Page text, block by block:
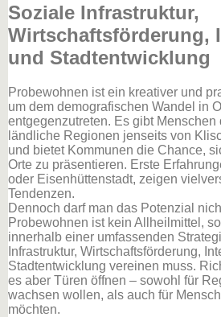
Soziale Infrastruktur,
Wirtschaftsförderung,
und Stadtentwicklung
Probewohnen ist ein kreativer und
um dem demografischen Wandel in
entgegenzutreten. Es gibt Menschen
ländliche Regionen jenseits von
und bietet Kommunen die Chance,
Orte zu präsentieren. Erste
oder Eisenhüttenstadt, zeigen
Tendenzen.
Dennoch darf man das Potenzial
Probewohnen ist kein Allheilmittel,
innerhalb einer umfassenden
Infrastruktur, Wirtschaftsförderung,
Stadtentwicklung vereinen muss.
es aber Türen öffnen – sowohl für
wachsen wollen, als auch für
möchten.